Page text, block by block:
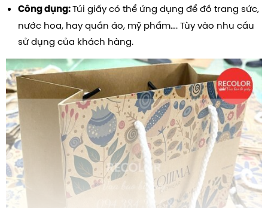
Công dụng:Túi giấy có thể ứng dụng để đồ trang sức,
nước hoa, hay quần áo, mỹ phẩm…. Tùy vào nhu cầu
sử dụng của khách hàng.